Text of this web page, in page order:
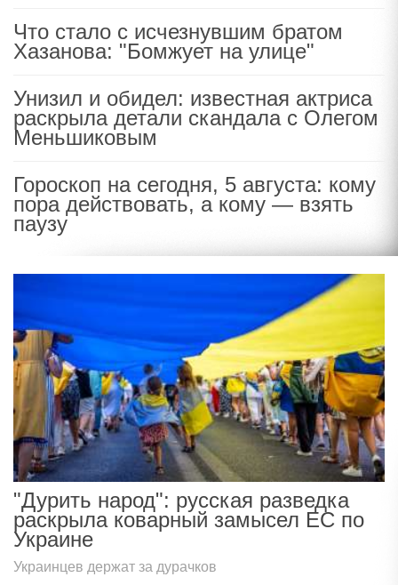
Что стало с исчезнувшим братом
Хазанова: "Бомжует на улице"
Унизил и обидел: известная актриса
раскрыла детали скандала с Олегом
Меньшиковым
Гороскоп на сегодня, 5 августа: кому
пора действовать, а кому — взять
паузу
"Дурить народ": русская разведка
раскрыла коварный замысел ЕС по
Украине
Украинцев держат за дурачков